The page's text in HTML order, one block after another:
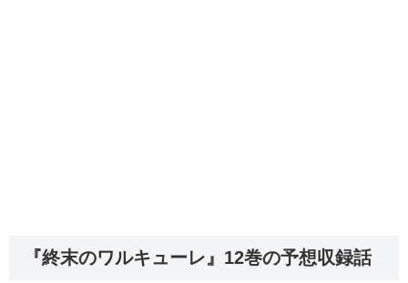
『終末のワルキューレ』12巻の予想収録話